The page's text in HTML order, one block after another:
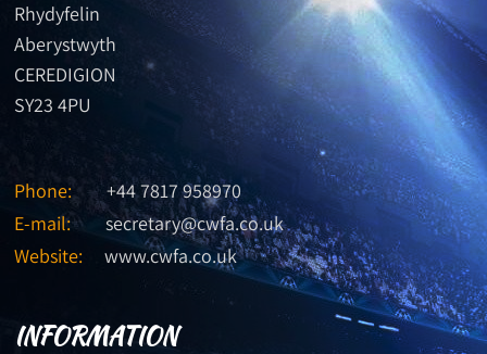
Rhydyfelin
Aberystwyth
CEREDIGION
SY23 4PU
Phone:+44 7817 958970
E-mail:secretary@cwfa.co.uk
Website: www.cwfa.co.uk
INFORMATION